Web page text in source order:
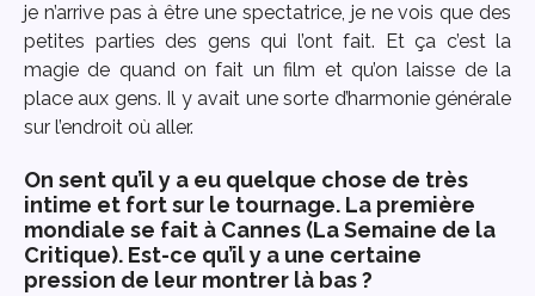
je n’arrive pas à être une spectatrice, je ne vois que des
petites parties des gens qui l’ont fait. Et ça c’est la
magie de quand on fait un film et qu’on laisse de la
place aux gens. Il y avait une sorte d’harmonie générale
sur l’endroit où aller.
On sent qu’il y a eu quelque chose de très
intime et fort sur le tournage. La première
mondiale se fait à Cannes (La Semaine de la
Critique). Est-ce qu’il y a une certaine
pression de leur montrer là bas ?